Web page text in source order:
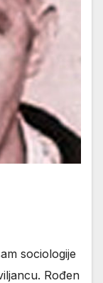
sociologije
Rođen